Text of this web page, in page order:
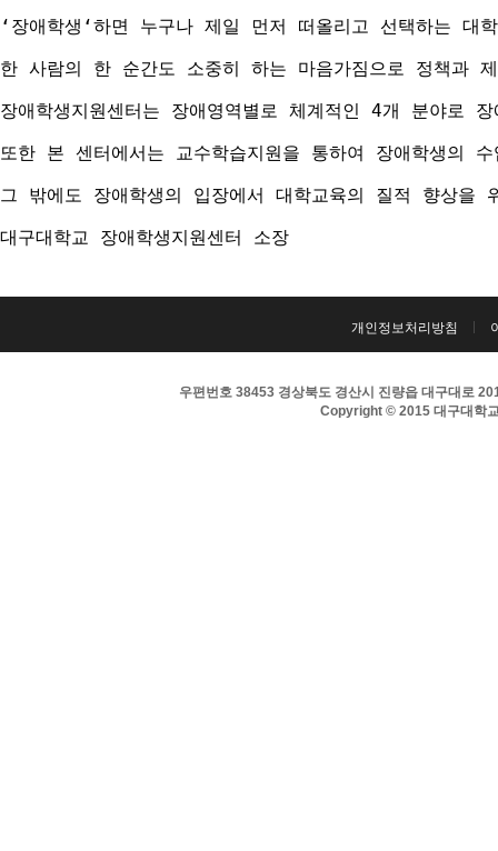
‘장애학생‘하면 누구나 제일 먼저 떠올리고 선택하는 대
한 사람의 한 순간도 소중히 하는 마음가짐으로 정책과
장애학생지원센터는 장애영역별로 체계적인 4개 분야
또한 본 센터에서는 교수학습지원을 통하여 장애학생의
그 밖에도 장애학생의 입장에서 대학교육의 질적 향상
대구대학교 장애학생지원센터 소장
개인정보처리방침
우편번호 38453 경상북도 경산시 진량읍 대구대로
Copyright © 2015 대구대학